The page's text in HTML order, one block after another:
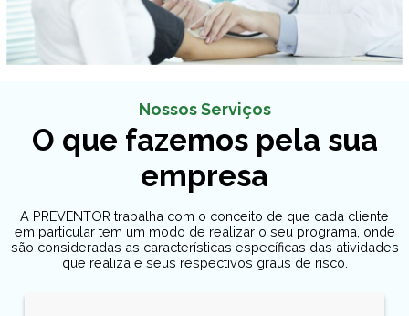
Nossos Serviços
O que fazemos pela sua
empresa
A PREVENTOR trabalha com o conceito de que cada cliente
em particular tem um modo de realizar o seu programa, onde
são consideradas as características específicas das atividades
que realiza e seus respectivos graus de risco.